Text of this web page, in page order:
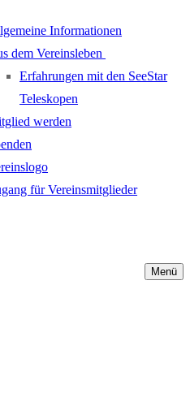
Informationen
dem Vereinsleben
Erfahrungen mit den SeeStar
Teleskopen
werden
für Vereinsmitglieder
Menü